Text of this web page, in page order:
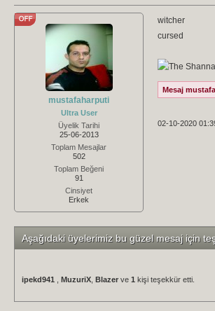
mustafaharputi
Ultra User
Üyelik Tarihi
25-06-2013
Toplam Mesajlar
502
Toplam Beğeni
91
Cinsiyet
Erkek
witcher
cursed
Mesaj
02-10-2020
Aşağıdaki üyelerimiz bu güzel mesaj için
ipekd941 MuzuriX Blazer ve 1 kişi teşekkür etti.